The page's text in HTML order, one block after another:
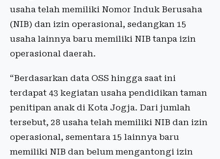
usaha telah memiliki Nomor Induk Berusaha
(NIB) dan izin operasional, sedangkan 15
usaha lainnya baru memiliki NIB tanpa izin
operasional daerah.
“Berdasarkan data OSS hingga saat ini
terdapat 43 kegiatan usaha pendidikan taman
penitipan anak di Kota Jogja. Dari jumlah
tersebut, 28 usaha telah memiliki NIB dan izin
operasional, sementara 15 lainnya baru
memiliki NIB dan belum mengantongi izin